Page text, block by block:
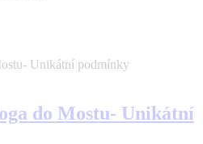
do Mostu- Unikátní